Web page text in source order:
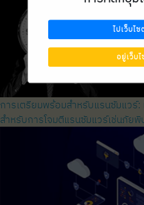
การเตรียมพร้อมสำหรับแรนซัมแวร์
สำหรับการโจมตีแรนซัมแวร์เช่นภัยพิ
ไปเว็บไ
อยู่เว็บ